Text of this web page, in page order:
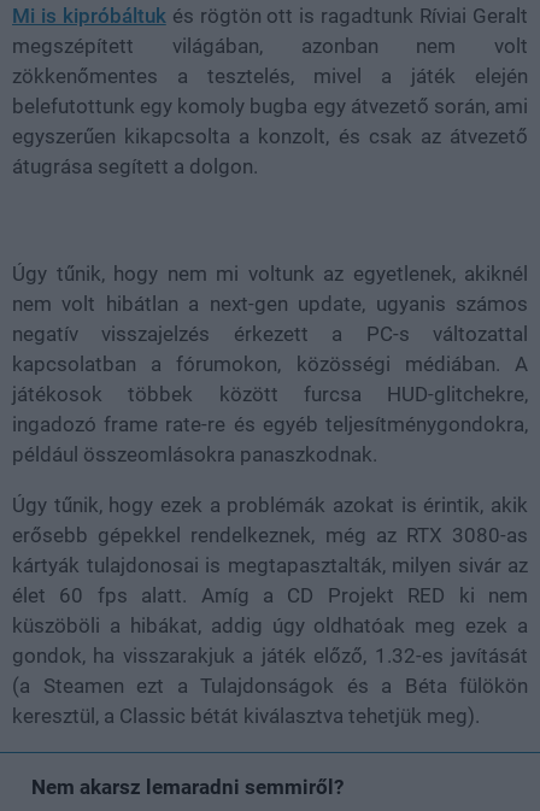
Mi is kipróbáltukés rögtön ott is ragadtunk Ríviai Geralt
megszépített világában, azonban nem volt
zökkenőmentes a tesztelés, mivel a játék elején
belefutottunk egy komoly bugba egy átvezető során, ami
egyszerűen kikapcsolta a konzolt, és csak az átvezető
átugrása segített a dolgon.
Úgy tűnik, hogy nem mi voltunk az egyetlenek, akiknél
nem volt hibátlan a next-gen update, ugyanis számos
negatív visszajelzés érkezett a PC-s változattal
kapcsolatban a fórumokon, közösségi médiában. A
játékosok többek között furcsa HUD-glitchekre,
ingadozó frame rate-re és egyéb teljesítménygondokra,
például összeomlásokra panaszkodnak.
Úgy tűnik, hogy ezek a problémák azokat is érintik, akik
erősebb gépekkel rendelkeznek, még az RTX 3080-as
kártyák tulajdonosai is megtapasztalták, milyen sivár az
élet 60 fps alatt. Amíg a CD Projekt RED ki nem
küszöböli a hibákat, addig úgy oldhatóak meg ezek a
gondok, ha visszarakjuk a játék előző, 1.32-es javítását
(a Steamen ezt a Tulajdonságok és a Béta fülökön
keresztül, a Classic bétát kiválasztva tehetjük meg).
Nem akarsz lemaradni semmiről?